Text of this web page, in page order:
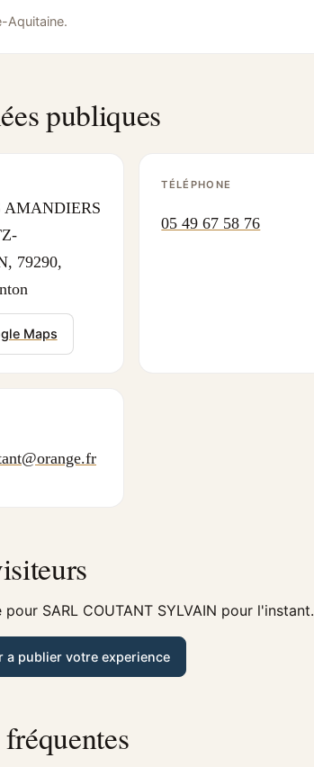
Aquitaine.
publiques
AMANDIERS
79290,
Maps
TÉLÉPHONE
05 49 67 58 76
SARL COUTANT SYLVAIN pour l'instant.
a publier votre experience